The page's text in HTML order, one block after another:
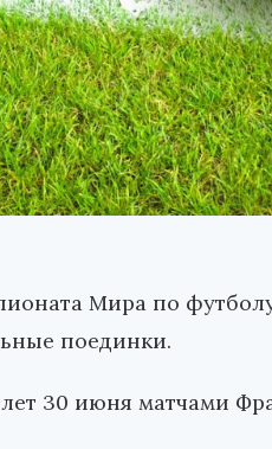
Мира по
поединки.
30 июня матчами